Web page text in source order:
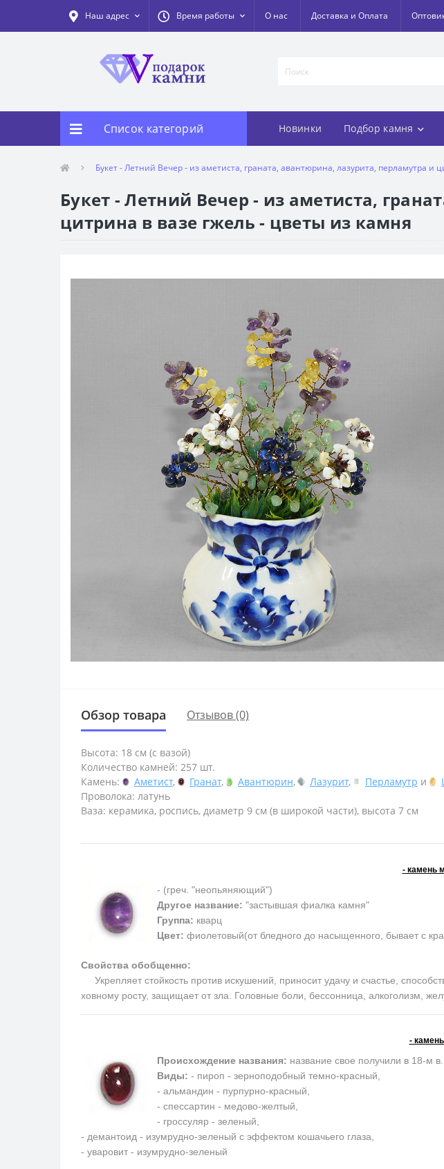
Наш адрес Время работы О нас Доставка и Оплата
Список категорий Новинки Подбор камня
Букет - Летний Вечер - из аметиста, граната, авантюрина, лазурита, перламутра и
Букет - Летний Вечер - из аметиста,
цитрина в вазе гжель - цветы из камня
Обзор товара Отзывов (0)
Высота: 18 см (с вазой)
Количество камней: 257 шт.
Камень:
Аметист, Гранат, Авантюрин, Лазурит, Перламутр и
Проволока: латунь
Ваза: керамика, роспись, диаметр 9 см (в широкой части), высота 7 см
- камень
- (греч. "неопьяняющий")
Другое название: "застывшая фиалка камня"
Группа: кварц
Цвет: фиолетовый(от бледного до насыщенного, бывает с
Свойства обобщенно:
Укрепляет стойкость против искушений, приносит удачу и счастье,
ховному росту, защищает от зла. Головные боли, бессонница, алкоголизм,
-
Происхождение названия: название свое получили в 18-м
Виды: - пироп - зерноподобный темно-красный,
- альмандин - пурпурно-красный,
- спессартин - медово-желтый,
- гроссуляр - зеленый,
- демантоид - изумрудно-зеленый с эффектом кошачьего глаза,
- уваровит - изумрудно-зеленый